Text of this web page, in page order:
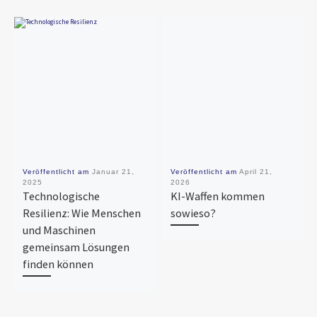
Veröffentlicht am Januar 21,
2025
Technologische
Resilienz: Wie Menschen
und Maschinen
gemeinsam Lösungen
finden können
Veröffentlicht am April 21,
2026
KI-Waffen kommen
sowieso?